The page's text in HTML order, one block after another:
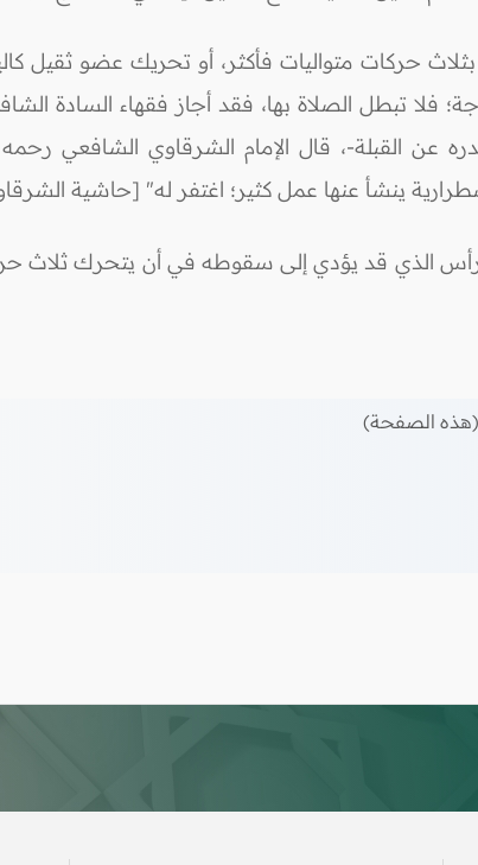
بثلاث حركات متواليات فأكثر، أو تحريك عضو ثقيل
فلا تبطل الصلاة بها، فقد أجاز فقهاء السادة
عن القبلة-، قال الإمام الشرقاوي الشافعي
ينشأ عنها عمل كثير؛ اغتفر له" [حاشية الشرقاوي
الذي قد يؤدي إلى سقوطه في أن يتحرك ثلاث
(هذه الصفحة)